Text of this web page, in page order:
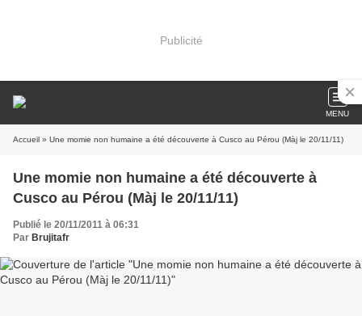
Publicité
MENU
Accueil » Une momie non humaine a été découverte à Cusco au Pérou (Màj le 20/11/11)
Une momie non humaine a été découverte à
Cusco au Pérou (Màj le 20/11/11)
Publié le 20/11/2011 à 06:31
Par Brujitafr